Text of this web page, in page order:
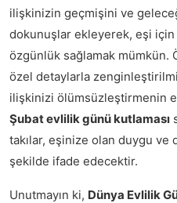
ilişkinizin geçmişini ve
dokunuşlar ekleyerek, eşi
özgünlük sağlamak mümkün.
özel detaylarla
ilişkinizi ölümsüzleştirmenin
Şubat evlilik günü kutlaması
takılar, eşinize olan duygu
şekilde ifade edecektir.
Unutmayın ki, Dünya Evlilik